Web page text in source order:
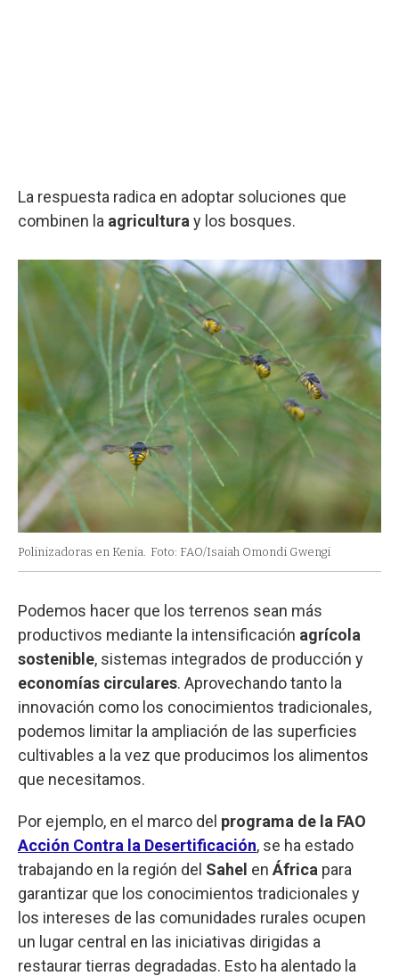
La respuesta radica en adoptar soluciones que
combinen la agricultura y los bosques.
Polinizadoras en Kenia. Foto: FAO/Isaiah Omondi Gwengi
Podemos hacer que los terrenos sean más
productivos mediante la intensificación agrícola
sostenible, sistemas integrados de producción y
economías circulares. Aprovechando tanto la
innovación como los conocimientos tradicionales,
podemos limitar la ampliación de las superficies
cultivables a la vez que producimos los alimentos
que necesitamos.
Por ejemplo, en el marco del programa de la FAO
Acción Contra la Desertificación, se ha estado
trabajando en la región del Sahel en África para
garantizar que los conocimientos tradicionales y
los intereses de las comunidades rurales ocupen
un lugar central en las iniciativas dirigidas a
restaurar tierras degradadas. Esto ha alentado la